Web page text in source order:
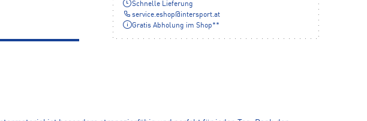
Schnelle Lieferung
service.eshop@intersport.at
Gratis Abholung im Shop**